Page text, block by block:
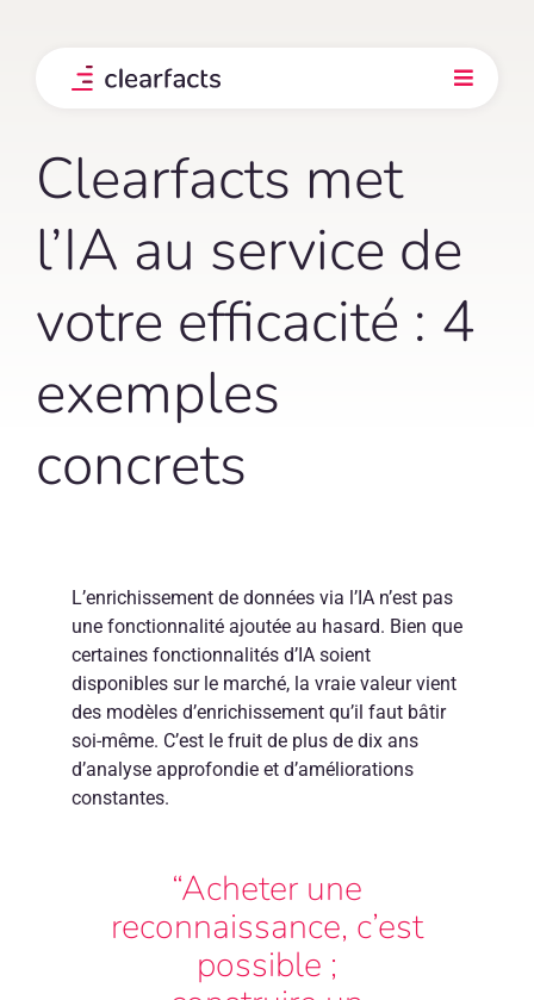
Toggle
Nos clients
Explorez
Clearfacts met
l’IA au service de
votre efficacité : 4
exemples
concrets
L’enrichissement de données via l’IA n’est pas
une fonctionnalité ajoutée au hasard. Bien que
certaines fonctionnalités d’IA soient
disponibles sur le marché, la vraie valeur vient
des modèles d’enrichissement qu’il faut bâtir
soi-même. C’est le fruit de plus de dix ans
d’analyse approfondie et d’améliorations
constantes.
“Acheter une
reconnaissance, c’est
possible ;